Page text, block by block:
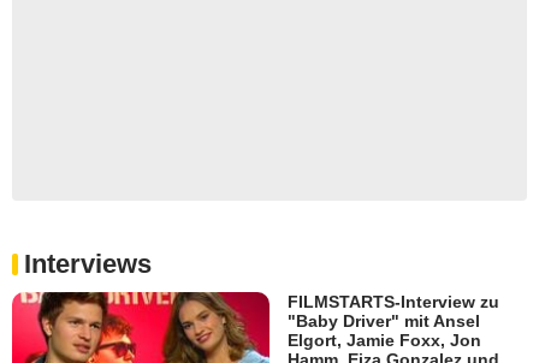
Interviews
FILMSTARTS-Interview zu
"Baby Driver" mit Ansel
Elgort, Jamie Foxx, Jon